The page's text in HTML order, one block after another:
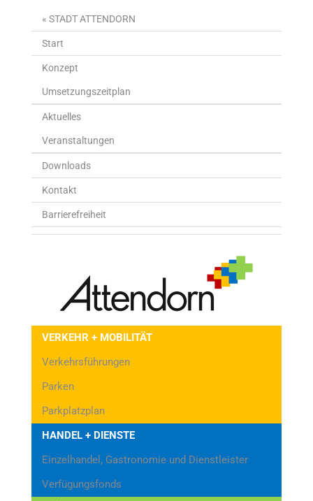
« STADT ATTENDORN
Start
Konzept
Umsetzungszeitplan
Aktuelles
Veranstaltungen
Downloads
Kontakt
Barrierefreiheit
VERKEHR + MOBILITÄT
Verkehrsführungen
Parken
Parkplatzplan
HANDEL + DIENSTE
Einzelhandel, Gastronomie und Dienstleister
Verfügungsfonds